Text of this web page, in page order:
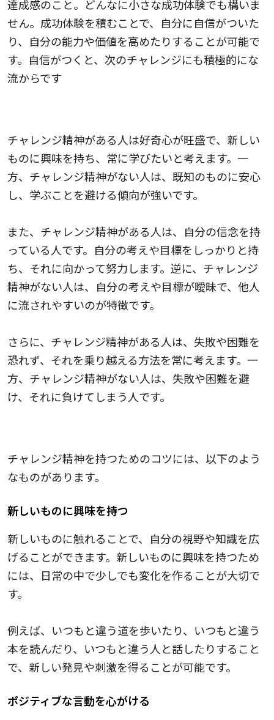
達成感のこと。どんなに小さな成功体験でも構いま
せん。成功体験を積むことで、自分に自信がついた
り、自分の能力や価値を高めたりすることが可能で
す。自信がつくと、次のチャレンジにも積極的にな
流からです
チャレンジ精神がある人は好奇心が旺盛で、新しい
ものに興味を持ち、常に学びたいと考えます。一
方、チャレンジ精神がない人は、既知のものに安心
し、学ぶことを避ける傾向が強いです。
また、チャレンジ精神がある人は、自分の信念を持
っている人です。自分の考えや目標をしっかりと持
ち、それに向かって努力します。逆に、チャレンジ
精神がない人は、自分の考えや目標が曖昧で、他人
に流されやすいのが特徴です。
さらに、チャレンジ精神がある人は、失敗や困難を
恐れず、それを乗り越える方法を常に考えます。一
方、チャレンジ精神がない人は、失敗や困難を避
け、それに負けてしまう人です。
チャレンジ精神を持つためのコツには、以下のよう
なものがあります。
新しいものに興味を持つ
新しいものに触れることで、自分の視野や知識を広
げることができます。新しいものに興味を持つため
には、日常の中で少しでも変化を作ることが大切で
す。
例えば、いつもと違う道を歩いたり、いつもと違う
本を読んだり、いつもと違う人と話したりすること
で、新しい発見や刺激を得ることが可能です。
ポジティブな言動を心がける